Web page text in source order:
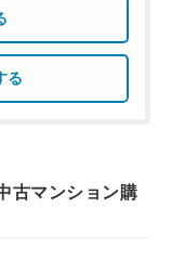
る
古マンション購